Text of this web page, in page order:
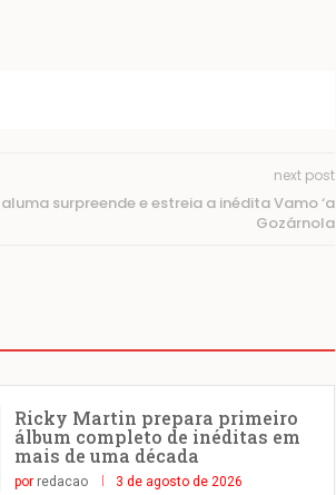
next post
surpreende e estreia a inédita Vamo ‘a
Gozárnola
Ricky Martin prepara primeiro
álbum completo de inéditas em
mais de uma década
por redacao 3 de agosto de 2026